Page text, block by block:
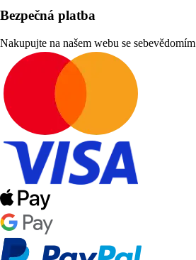
Bezpečná platba
Nakupujte na našem webu se sebevědomím